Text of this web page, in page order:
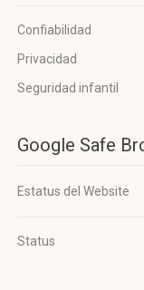
Confiabilidad
Privacidad
Seguridad infantil
Google Safe
Estatus del Website
Status